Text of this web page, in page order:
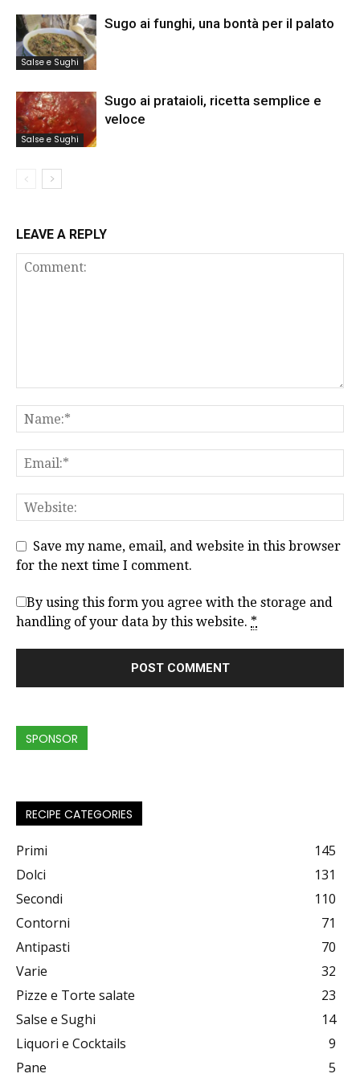
Salse e Sughi
Sugo ai funghi, una bontà per il palato
Salse e Sughi
Sugo ai prataioli, ricetta semplice e
veloce
LEAVE A REPLY
Save my name, email, and website in this browser
for the next time I comment.
By using this form you agree with the storage and
handling of your data by this website. *
SPONSOR
RECIPE CATEGORIES
Primi
145
Dolci
131
Secondi
110
Contorni
71
Antipasti
70
Varie
32
Pizze e Torte salate
23
Salse e Sughi
14
Liquori e Cocktails
9
Pane
5